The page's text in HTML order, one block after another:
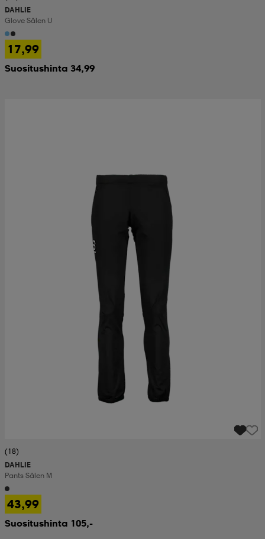
DAHLIE
Glove Sälen U
17,99
Suositushinta 34,99
(18)
DAHLIE
Pants Sälen M
43,99
Suositushinta 105,-